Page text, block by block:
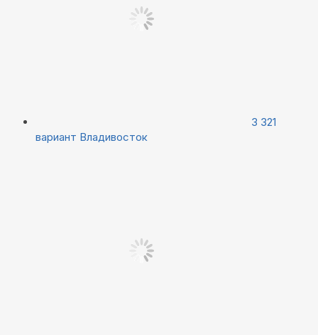
3 321
вариант Владивосток